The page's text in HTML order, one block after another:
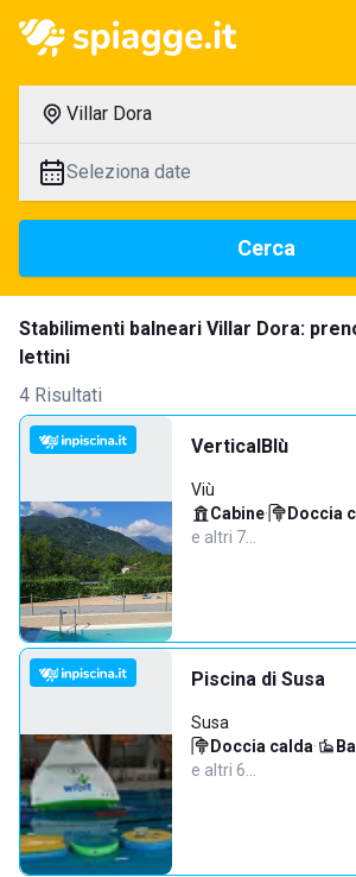
Villar Dora
Seleziona date
Cerca
Stabilimenti balneari Villar Dora:
lettini
4 Risultati
VerticalBlù
Viù
Cabine· Doccia
e altri 7…
Piscina di Susa
Susa
Doccia calda·
e altri 6…